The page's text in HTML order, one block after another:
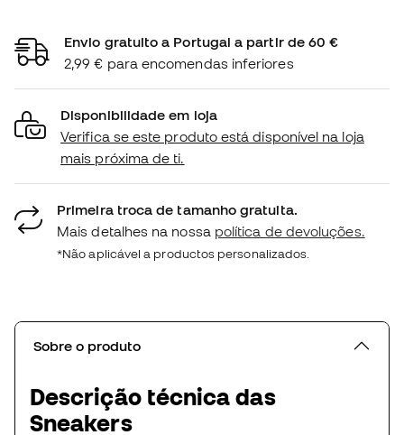
Envio gratuito a Portugal a partir de 60 €
2,99 € para encomendas inferiores
Disponibilidade em loja
Verifica se este produto está disponível na loja
mais próxima de ti.
Primeira troca de tamanho gratuita.
Mais detalhes na nossa política de devoluções.
*Não aplicável a productos personalizados.
Sobre o produto
Descrição técnica das
Sneakers